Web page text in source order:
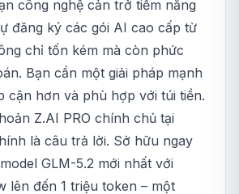
công nghệ cản trở tiềm năng
đăng ký các gói AI cao cấp từ
chỉ tốn kém mà còn phức
Bạn cần một giải pháp mạnh
cận hơn và phù hợp với túi tiền.
Z.AI PRO chính chủ tại
là câu trả lời. Sở hữu ngay
GLM-5.2 mới nhất với
lên đến 1 triệu token – một